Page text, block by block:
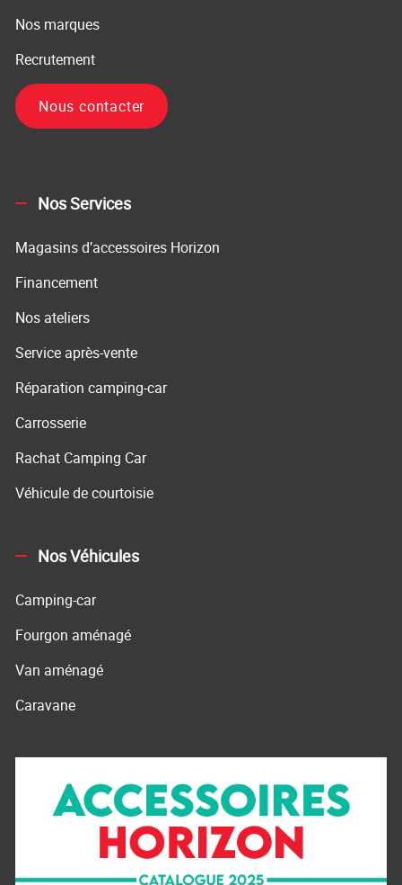
Nos marques
Recrutement
Nous contacter
Nos Services
Magasins d’accessoires Horizon
Financement
Nos ateliers
Service après-vente
Réparation camping-car
Carrosserie
Rachat Camping Car
Véhicule de courtoisie
Nos Véhicules
Camping-car
Fourgon aménagé
Van aménagé
Caravane